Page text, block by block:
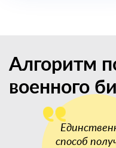
Алгоритм
военного